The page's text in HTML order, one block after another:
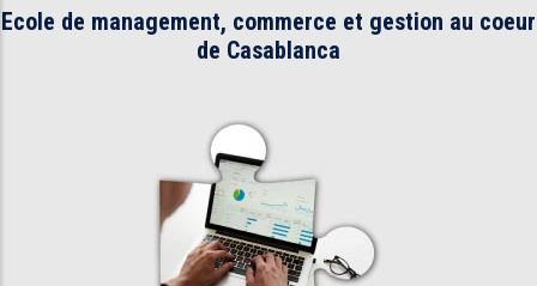
Ecole de management, commerce et gestion au coeur
de Casablanca